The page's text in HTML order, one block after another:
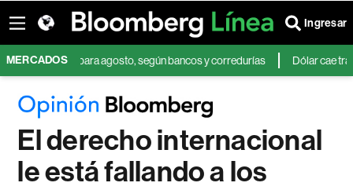
Ingresar
MERCADOS
Brasil para agosto, según bancos y corredurías Dólar cae tras débil
El derecho internacional
le está fallando a los